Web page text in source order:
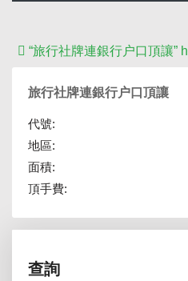
“旅行社牌連銀行户口頂讓”
旅行社牌連銀行户口頂讓
代號:
地區:
面積:
頂手費:
查詢